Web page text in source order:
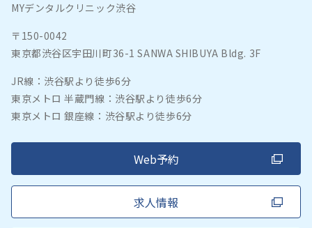
MYデンタルクリニック渋谷
〒150-0042
東京都渋谷区宇田川町36-1 SANWA SHIBUYA Bldg. 3F
JR線：渋谷駅より徒歩6分
東京メトロ 半蔵門線：渋谷駅より徒歩6分
東京メトロ 銀座線：渋谷駅より徒歩6分
Web予約
求人情報